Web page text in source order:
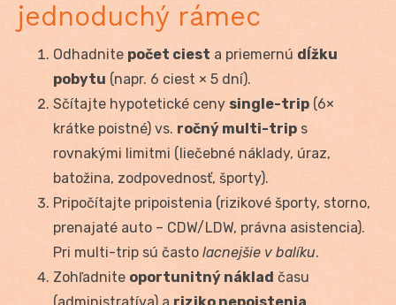
jednoduchý rámec
Odhadnite počet ciest a priemernú dĺžku
pobytu (napr. 6 ciest × 5 dní).
Sčítajte hypotetické ceny single-trip (6×
krátke poistné) vs. ročný multi-trip s
rovnakými limitmi (liečebné náklady, úraz,
batožina, zodpovednosť, športy).
Pripočítajte pripoistenia (rizikové športy, storno,
prenajaté auto – CDW/LDW, právna asistencia).
Pri multi-trip sú často lacnejšie v balíku.
Zohľadnite oportunitný náklad času